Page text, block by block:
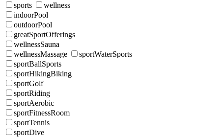
sports
wellness
indoorPool
outdoorPool
greatSportOfferings
wellnessSauna
wellnessMassage
sportWaterSports
sportBallSports
sportHikingBiking
sportGolf
sportRiding
sportAerobic
sportFitnessRoom
sportTennis
sportDive